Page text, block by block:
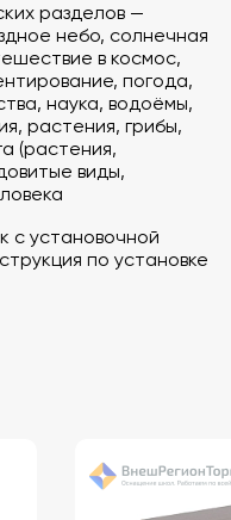
диске
Х 768
для активации
разделов —
небо, солнечная
в космос,
погода,
наука, водоёмы,
растения, грибы,
(растения,
виды,
с установочной
по установке